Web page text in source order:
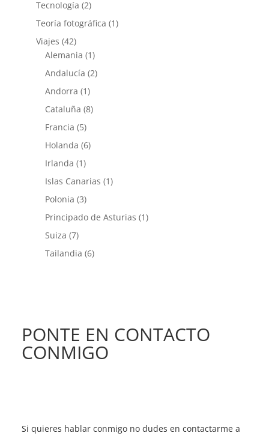
Tecnología (2)
Teoría fotográfica (1)
Viajes (42)
Alemania (1)
Andalucía (2)
Andorra (1)
Cataluña (8)
Francia (5)
Holanda (6)
Irlanda (1)
Islas Canarias (1)
Polonia (3)
Principado de Asturias (1)
Suiza (7)
Tailandia (6)
PONTE EN CONTACTO
CONMIGO
Si quieres hablar conmigo no dudes en contactarme a